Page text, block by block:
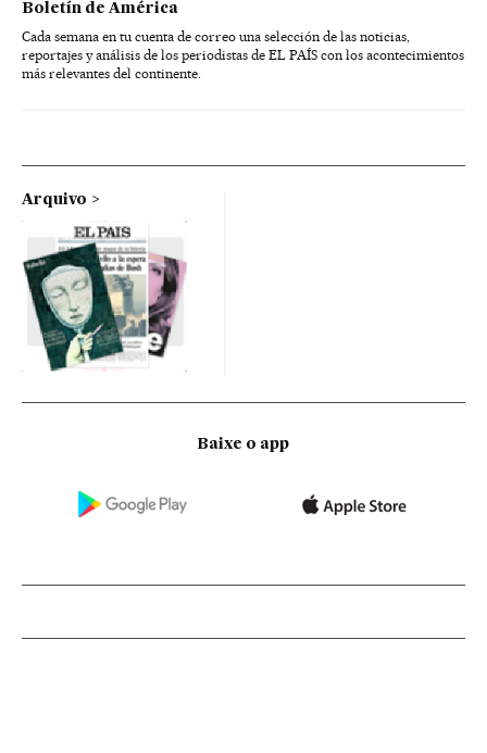
Boletín de América
Cada semana en tu cuenta de correo una selección de las noticias,
reportajes y análisis de los periodistas de EL PAÍS con los acontecimientos
más relevantes del continente.
Arquivo
Baixe o app